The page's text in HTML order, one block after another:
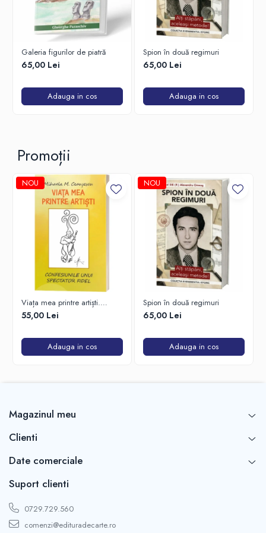
Cultura din oraș. La un moment dat, a ajuns la București pentru a
participa la un festival de teatru pentru amatori, iar acest eveniment
i-a aratat clar ce are de facut în viața. Deși fara studii de
specialitate, a ajuns unul dintre cei mai populari actori ai României.
Galeria figurilor de piatră
65,00 Lei
Adauga in cos
Spion în două regimuri
65,00 Lei
Adauga in cos
Promoții
NOU
Viața mea printre artiști.
Confesiunile unui spectator
fidel
55,00 Lei
Adauga in cos
NOU
Spion în două regimuri
65,00 Lei
Adauga in cos
Magazinul meu
Clienti
Date comerciale
Suport clienti
0729.729.560
comenzi@edituradecarte.ro